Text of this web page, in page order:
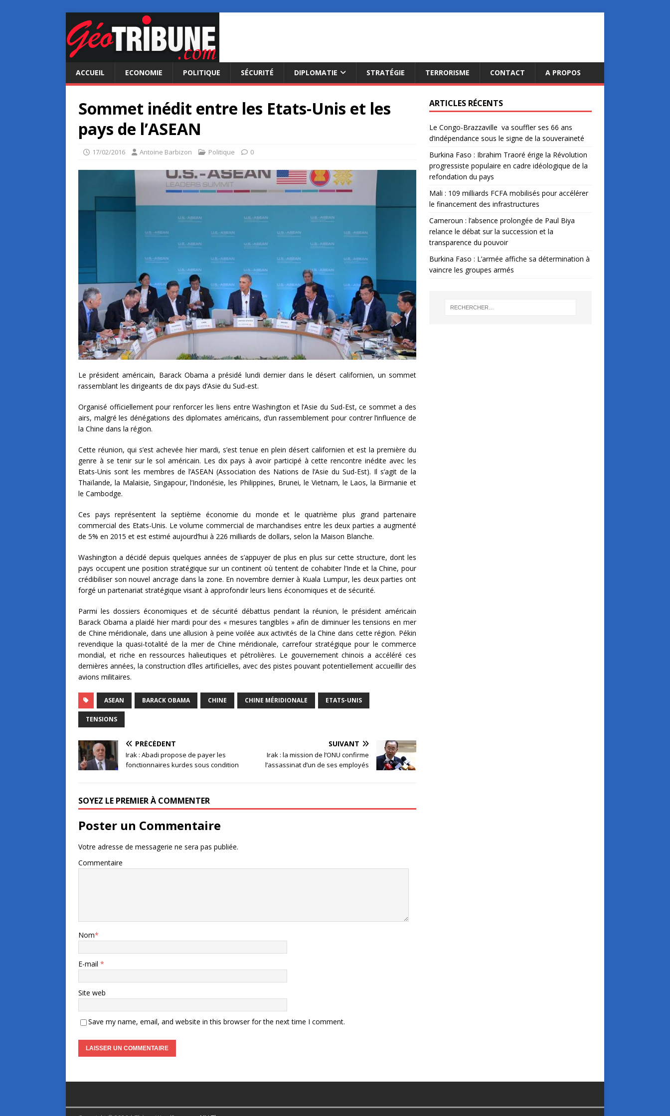
ACCUEIL ECONOMIE POLITIQUE SÉCURITÉ DIPLOMATIE STRATÉGIE TERRORISME CONTACT A PROPOS
Sommet inédit entre les Etats-Unis et les
pays de l’ASEAN
17/02/2016 Antoine Barbizon Politique 0
Le président américain, Barack Obama a présidé lundi dernier dans le désert californien, un sommet
rassemblant les dirigeants de dix pays d’Asie du Sud-est.
Organisé officiellement pour renforcer les liens entre Washington et l’Asie du Sud-Est, ce sommet a des
airs, malgré les dénégations des diplomates américains, d’un rassemblement pour contrer l’influence de
la Chine dans la région.
Cette réunion, qui s’est achevée hier mardi, s’est tenue en plein désert californien et est la première du
genre à se tenir sur le sol américain. Les dix pays à avoir participé à cette rencontre inédite avec les
Etats-Unis sont les membres de l’ASEAN (Association des Nations de l’Asie du Sud-Est). Il s’agit de la
Thaïlande, la Malaisie, Singapour, l’Indonésie, les Philippines, Brunei, le Vietnam, le Laos, la Birmanie et
le Cambodge.
Ces pays représentent la septième économie du monde et le quatrième plus grand partenaire
commercial des Etats-Unis. Le volume commercial de marchandises entre les deux parties a augmenté
de 5% en 2015 et est estimé aujourd’hui à 226 milliards de dollars, selon la Maison Blanche.
Washington a décidé depuis quelques années de s’appuyer de plus en plus sur cette structure, dont les
pays occupent une position stratégique sur un continent où tentent de cohabiter l’Inde et la Chine, pour
crédibiliser son nouvel ancrage dans la zone. En novembre dernier à Kuala Lumpur, les deux parties ont
forgé un partenariat stratégique visant à approfondir leurs liens économiques et de sécurité.
Parmi les dossiers économiques et de sécurité débattus pendant la réunion, le président américain
Barack Obama a plaidé hier mardi pour des « mesures tangibles » afin de diminuer les tensions en mer
de Chine méridionale, dans une allusion à peine voilée aux activités de la Chine dans cette région. Pékin
revendique la quasi-totalité de la mer de Chine méridionale, carrefour stratégique pour le commerce
mondial, et riche en ressources halieutiques et pétrolières. Le gouvernement chinois a accéléré ces
dernières années, la construction d’îles artificielles, avec des pistes pouvant potentiellement accueillir des
avions militaires.
ASEAN BARACK OBAMA CHINE CHINE MÉRIDIONALE ETATS-UNIS
TENSIONS
PRÉCÉDENT
Irak : Abadi propose de payer les
fonctionnaires kurdes sous condition
SUIVANT
Irak : la mission de l’ONU confirme
l’assassinat d’un de ses employés
SOYEZ LE PREMIER À COMMENTER
Poster un Commentaire
Votre adresse de messagerie ne sera pas publiée.
Commentaire
Nom*
E-mail *
Site web
Save my name, email, and website in this browser for the next time I comment.
ARTICLES RÉCENTS
Le Congo-Brazzaville va souffler ses 66 ans
d’indépendance sous le signe de la souveraineté
Burkina Faso : Ibrahim Traoré érige la Révolution
progressiste populaire en cadre idéologique de la
refondation du pays
Mali : 109 milliards FCFA mobilisés pour accélérer
le financement des infrastructures
Cameroun : l’absence prolongée de Paul Biya
relance le débat sur la succession et la
transparence du pouvoir
Burkina Faso : L’armée affiche sa détermination à
vaincre les groupes armés